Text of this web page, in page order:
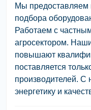
Мы предоставляем
подбора
Работаем с
агросектором.
повышают
поставляется
производителей. С
энергетику и